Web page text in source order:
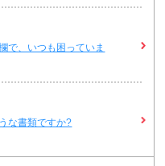
で、いつも困っていま
な書類ですか?